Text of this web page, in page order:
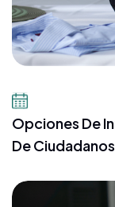
Opciones De
De